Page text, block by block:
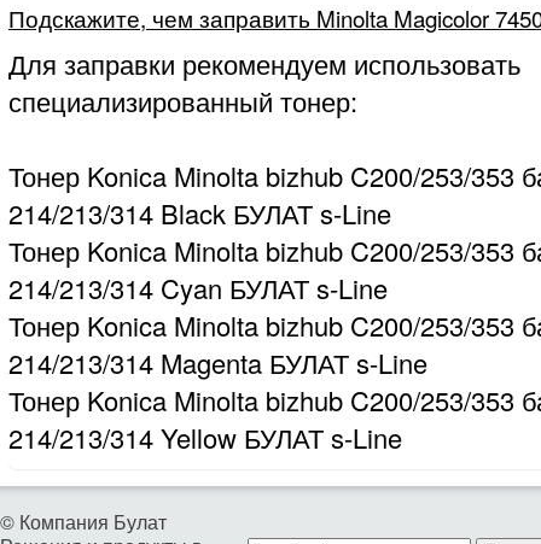
Подскажите, чем заправить Minolta Magicolor
Для заправки рекомендуем использовать
специализированный тонер:
Тонер Konica Minolta bizhub C200/253/353
214/213/314 Black БУЛАТ s-Line
Тонер Konica Minolta bizhub C200/253/353
214/213/314 Cyan БУЛАТ s-Line
Тонер Konica Minolta bizhub C200/253/353
214/213/314 Magenta БУЛАТ s-Line
Тонер Konica Minolta bizhub C200/253/353
214/213/314 Yellow БУЛАТ s-Line
© Компания Булат